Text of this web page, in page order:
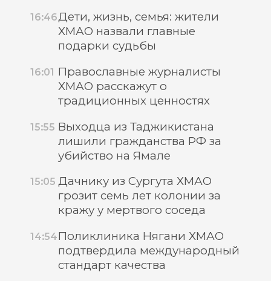
16:46Дети, жизнь, семья: жители
ХМАО назвали главные
подарки судьбы
16:01 Православные журналисты
ХМАО расскажут о
традиционных ценностях
15:55 Выходца из Таджикистана
лишили гражданства РФ за
убийство на Ямале
15:05 Дачнику из Сургута ХМАО
грозит семь лет колонии за
кражу у мертвого соседа
14:54Поликлиника Нягани ХМАО
подтвердила международный
стандарт качества